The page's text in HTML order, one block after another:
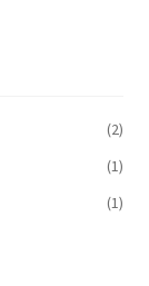
(2)
(1)
(1)